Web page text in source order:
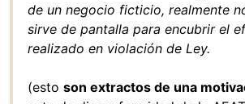
de un negocio ficticio, realmente
sirve de pantalla para encubrir el
realizado en violación de Ley.
(esto son extractos de una